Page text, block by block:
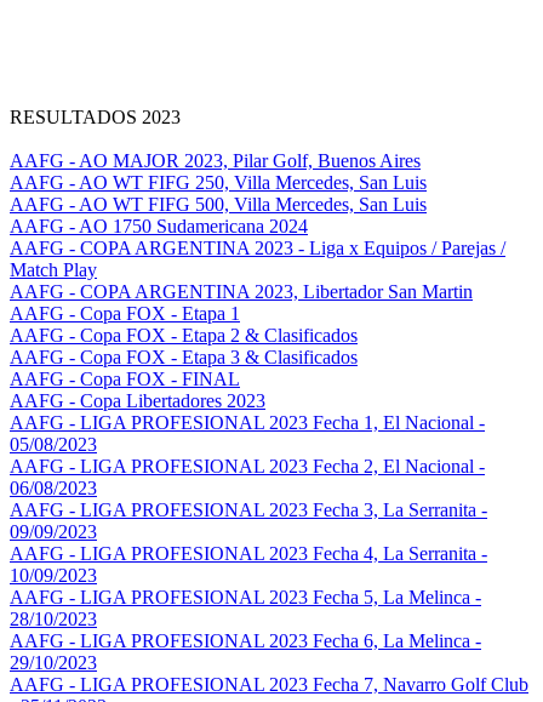
RESULTADOS 2023
AAFG - AO MAJOR 2023, Pilar Golf, Buenos Aires
AAFG - AO WT FIFG 250, Villa Mercedes, San Luis
AAFG - AO WT FIFG 500, Villa Mercedes, San Luis
AAFG - AO 1750 Sudamericana 2024
AAFG - COPA ARGENTINA 2023 - Liga x Equipos / Parejas /
Match Play
AAFG - COPA ARGENTINA 2023, Libertador San Martin
AAFG - Copa FOX - Etapa 1
AAFG - Copa FOX - Etapa 2 & Clasificados
AAFG - Copa FOX - Etapa 3 & Clasificados
AAFG - Copa FOX - FINAL
AAFG - Copa Libertadores 2023
AAFG - LIGA PROFESIONAL 2023 Fecha 1, El Nacional -
05/08/2023
AAFG - LIGA PROFESIONAL 2023 Fecha 2, El Nacional -
06/08/2023
AAFG - LIGA PROFESIONAL 2023 Fecha 3, La Serranita -
09/09/2023
AAFG - LIGA PROFESIONAL 2023 Fecha 4, La Serranita -
10/09/2023
AAFG - LIGA PROFESIONAL 2023 Fecha 5, La Melinca -
28/10/2023
AAFG - LIGA PROFESIONAL 2023 Fecha 6, La Melinca -
29/10/2023
AAFG - LIGA PROFESIONAL 2023 Fecha 7, Navarro Golf Club